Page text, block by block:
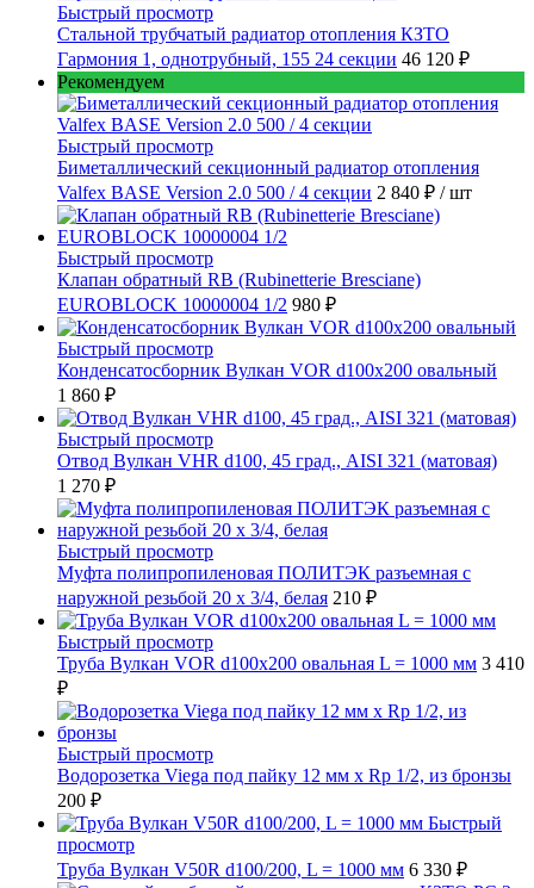
Быстрый просмотр
Стальной трубчатый радиатор отопления КЗТО
Гармония 1, однотрубный, 155 24 секции 46 120 ₽
Рекомендуем
Быстрый просмотр
Биметаллический секционный радиатор отопления
Valfex BASE Version 2.0 500 / 4 секции 2 840 ₽ / шт
Быстрый просмотр
Клапан обратный RB (Rubinetterie Bresciane)
EUROBLOCK 10000004 1/2 980 ₽
Быстрый просмотр
Конденсатосборник Вулкан VOR d100x200 овальный
1 860 ₽
Быстрый просмотр
Отвод Вулкан VHR d100, 45 град., AISI 321 (матовая)
1 270 ₽
Быстрый просмотр
Муфта полипропиленовая ПОЛИТЭК разъемная с
наружной резьбой 20 x 3/4, белая 210 ₽
Быстрый просмотр
Труба Вулкан VOR d100x200 овальная L = 1000 мм 3 410
₽
Быстрый просмотр
Водорозетка Viega под пайку 12 мм х Rp 1/2, из бронзы
200 ₽
Быстрый
просмотр
Труба Вулкан V50R d100/200, L = 1000 мм 6 330 ₽